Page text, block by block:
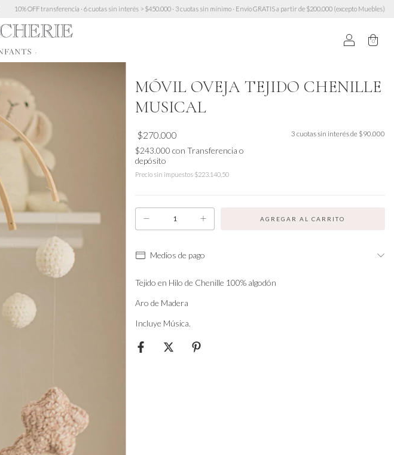
transferencia · 6 cuotas sin interés > $450.000 · 3 cuotas sin mínimo · Envío GRATIS a partir de $200.000 (excepto Muebles) 10% OFF
0
MÓVIL OVEJA TEJIDO CHENILLE
MUSICAL
$270.000
$243.000 con Transferencia o
depósito
Precio sin impuestos $223.140,50
3 cuotas sin interés de $90.000
Medios de pago
Tejido en Hilo de Chenille 100% algodón
Aro de Madera
Incluye Música.